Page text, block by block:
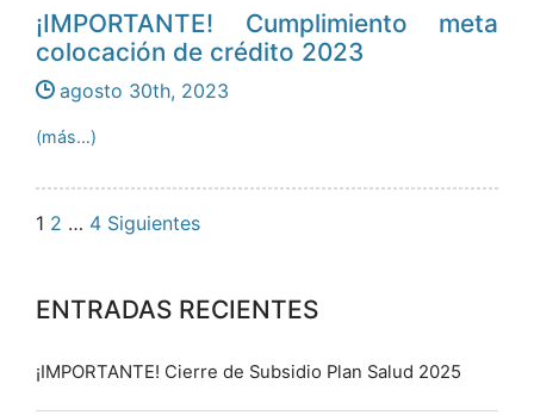
¡IMPORTANTE! Cumplimiento meta
colocación de crédito 2023
agosto 30th, 2023
(más…)
Paginación
entradas
1 2 … 4 Siguientes
ENTRADAS RECIENTES
¡IMPORTANTE! Cierre de Subsidio Plan Salud 2025